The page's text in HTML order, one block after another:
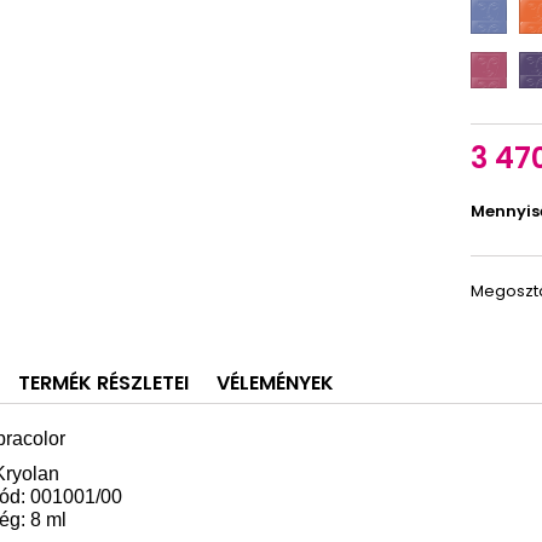
483
R
21
R
27
3
TERMÉK RÉSZLETEI VÉLEMÉNYEK
001001/00
8 ml